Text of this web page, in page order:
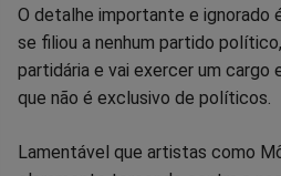
O detalhe importante e ignorado
se filiou a nenhum partido
partidária e vai exercer um
que não é exclusivo de políticos.
Lamentável que artistas como